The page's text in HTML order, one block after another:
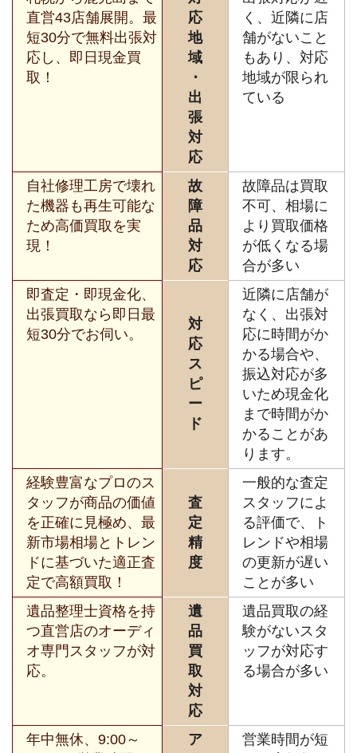
直営43店舗展開。最
短30分で無料出張対
応し、即日現金買
取！
応
地
域
・
出
張
対
応
く、近隣に店
舗がないこと
もあり、対応
地域が限られ
ている
自社修理工房で壊れ
た機器も再生可能な
ため高価買取を実
現！
故
障
品
対
応
故障品は買取
不可、相場に
より買取価格
が低くなる場
合が多い
即査定・即現金化、
出張買取なら即日最
短30分でお伺い。
対
応
ス
ピ
ー
ド
近隣に店舗が
なく、出張対
応に時間がか
かる場合や、
振込対応が多
いため現金化
まで時間がか
かることがあ
ります。
経験豊富なプロのス
タッフが商品の価値
を正確に見極め、最
新市場相場とトレン
ドに基づいた適正査
定で高額買取！
査
定
精
度
一般的な査定
スタッフによ
る評価で、ト
レンドや相場
の更新が遅い
ことが多い
遺品整理士資格を持
つ直営店のオーディ
オ専門スタッフが対
応。
遺
品
買
取
対
応
遺品買取の経
験がないスタ
ッフが対応す
る場合が多い
年中無休、9:00～
ア
営業時間が短